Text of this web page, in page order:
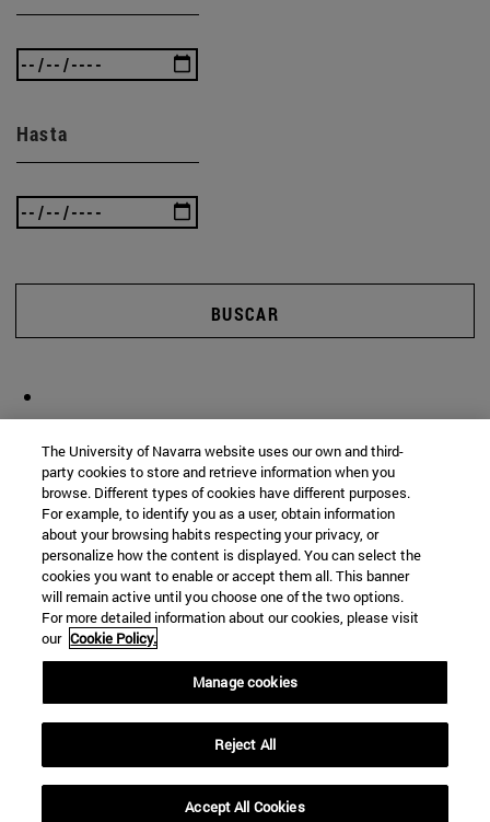
Hasta
BUSCAR
The University of Navarra website uses our own and third-
party cookies to store and retrieve information when you
browse. Different types of cookies have different purposes.
For example, to identify you as a user, obtain information
about your browsing habits respecting your privacy, or
personalize how the content is displayed. You can select the
cookies you want to enable or accept them all. This banner
will remain active until you choose one of the two options.
For more detailed information about our cookies, please visit
our Cookie Policy.
Manage cookies
Reject All
Accept All Cookies